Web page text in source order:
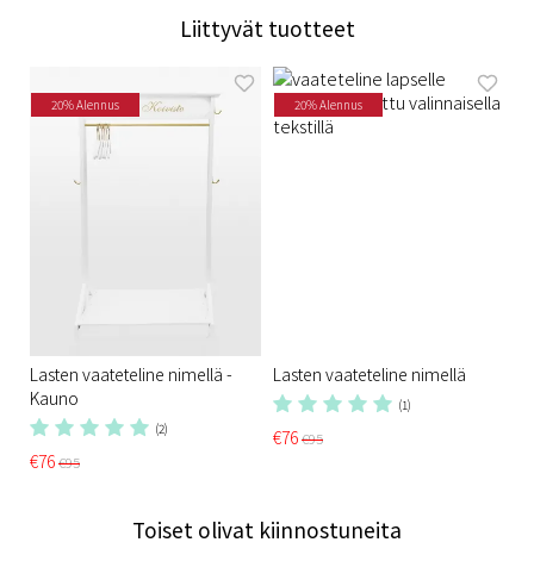
Liittyvät tuotteet
20% Alennus
Lasten vaateteline nimellä -
Kauno
(2)
€76€95
20% Alennus
Lasten vaateteline nimellä
(1)
€76€95
Toiset olivat kiinnostuneita